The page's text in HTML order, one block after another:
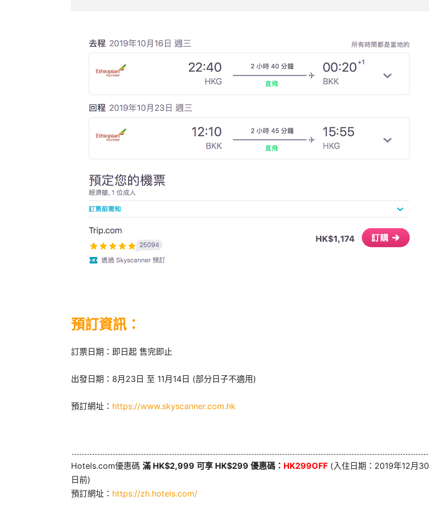
預訂資訊：
訂票日期：即日起 售完即止
出發日期：8月23日 至 11月14日 (部分日子不適用)
預訂網址： https://www.skyscanner.com.hk
Hotels.com優惠碼 滿 HK$2,999 可享 HK$299 優惠碼： HK299OFF (入住日期：2019年12月30
日前)
預訂網址： https://zh.hotels.com/